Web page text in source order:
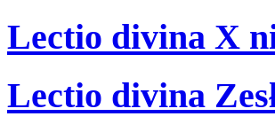
Lectio divina X
Lectio divina